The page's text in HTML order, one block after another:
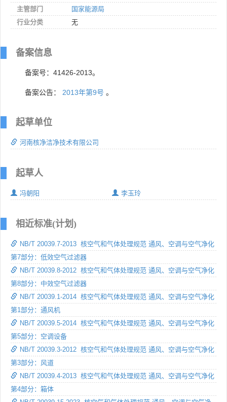
主管部门
国家能源局
行业分类
无
备案信息
备案号：41426-2013。
备案公告： 2013年第9号 。
起草单位
河南核净洁净技术有限公司
起草人
冯朝阳 李玉玲
相近标准(计划)
NB/T 20039.7-2013 核空气和气体处理规范 通风、空调与空气净化
第7部分：低效空气过滤器
NB/T 20039.8-2012 核空气和气体处理规范 通风、空调与空气净化
第8部分：中效空气过滤器
NB/T 20039.1-2014 核空气和气体处理规范 通风、空调与空气净化
第1部分：通风机
NB/T 20039.5-2014 核空气和气体处理规范 通风、空调与空气净化
第5部分：空调设备
NB/T 20039.3-2012 核空气和气体处理规范 通风、空调与空气净化
第3部分：风道
NB/T 20039.4-2013 核空气和气体处理规范 通风、空调与空气净化
第4部分：箱体